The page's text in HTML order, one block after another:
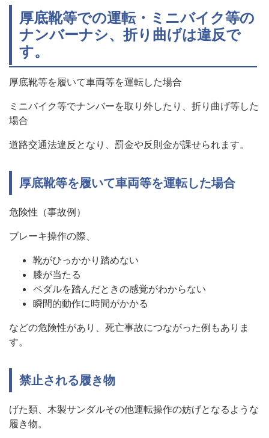
厚底靴等での運転・ミニバイク等の
ナンバーナシ、折り曲げは違反で
す。
厚底靴等を履いて車両等を運転した場合
ミニバイク等でナンバーを取り外したり、折り曲げ等した
場合
道路交通法違反となり、罰金や反則金が課せられます。
厚底靴等を履いて車両等を運転した場合
危険性（事故例）
ブレーキ操作の際、
靴がひっかかり踏めない
膝が当たる
ペダルを踏んだときの感覚がわからない
瞬間的動作に時間がかかる
などの危険性があり、死亡事故につながった例もありま
す。
禁止される履き物
げた類、木製サンダルその他運転操作の妨げとなるような
履き物。